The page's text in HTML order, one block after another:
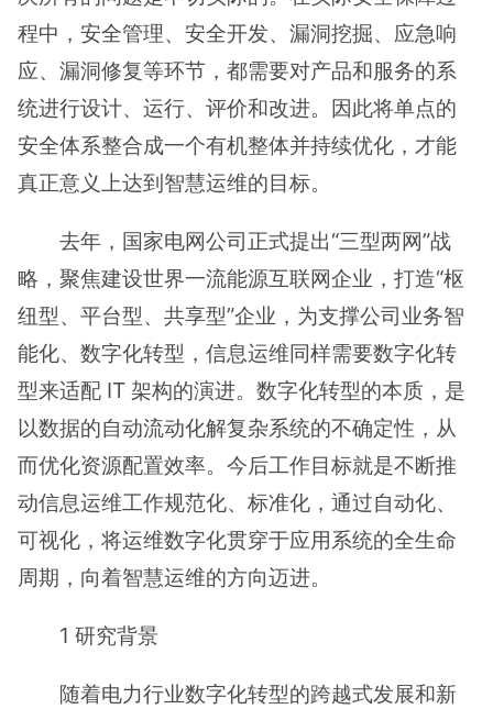
程中，安全管理、安全开发、漏洞挖掘、应急响
应、漏洞修复等环节，都需要对产品和服务的系
统进行设计、运行、评价和改进。因此将单点的
安全体系整合成一个有机整体并持续优化，才能
真正意义上达到智慧运维的目标。
去年，国家电网公司正式提出“三型两网”战
略，聚焦建设世界一流能源互联网企业，打造“枢
纽型、平台型、共享型”企业，为支撑公司业务智
能化、数字化转型，信息运维同样需要数字化转
型来适配 IT 架构的演进。数字化转型的本质，是
以数据的自动流动化解复杂系统的不确定性，从
而优化资源配置效率。今后工作目标就是不断推
动信息运维工作规范化、标准化，通过自动化、
可视化，将运维数字化贯穿于应用系统的全生命
周期，向着智慧运维的方向迈进。
1 研究背景
随着电力行业数字化转型的跨越式发展和新